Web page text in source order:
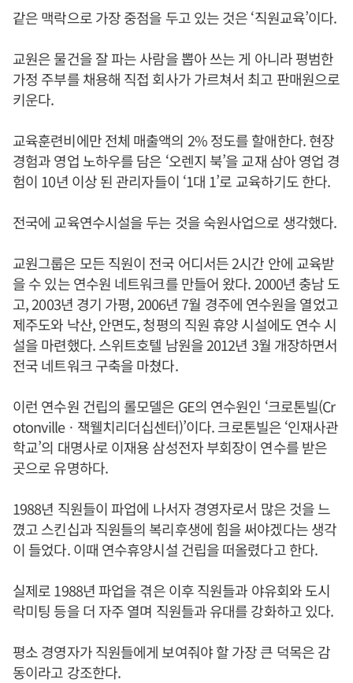
같은 맥락으로 가장 중점을 두고 있는 것은 ‘직원교육’이다.
교원은 물건을 잘 파는 사람을 뽑아 쓰는 게 아니라 평범한
가정 주부를 채용해 직접 회사가 가르쳐서 최고 판매원으로
키운다.
교육훈련비에만 전체 매출액의 2% 정도를 할애한다. 현장
경험과 영업 노하우를 담은 ‘오렌지 북’을 교재 삼아 영업 경
험이 10년 이상 된 관리자들이 ‘1대 1’로 교육하기도 한다.
전국에 교육연수시설을 두는 것을 숙원사업으로 생각했다.
교원그룹은 모든 직원이 전국 어디서든 2시간 안에 교육받
을 수 있는 연수원 네트워크를 만들어 왔다. 2000년 충남 도
고, 2003년 경기 가평, 2006년 7월 경주에 연수원을 열었고
제주도와 낙산, 안면도, 청평의 직원 휴양 시설에도 연수 시
설을 마련했다. 스위트호텔 남원을 2012년 3월 개장하면서
전국 네트워크 구축을 마쳤다.
이런 연수원 건립의 롤모델은 GE의 연수원인 ‘크로톤빌(Cr
otonvilleㆍ잭웰치리더십센터)’이다. 크로톤빌은 ‘인재사관
학교’의 대명사로 이재용 삼성전자 부회장이 연수를 받은
곳으로 유명하다.
1988년 직원들이 파업에 나서자 경영자로서 많은 것을 느
꼈고 스킨십과 직원들의 복리후생에 힘을 써야겠다는 생각
이 들었다. 이때 연수휴양시설 건립을 떠올렸다고 한다.
실제로 1988년 파업을 겪은 이후 직원들과 야유회와 도시
락미팅 등을 더 자주 열며 직원들과 유대를 강화하고 있다.
평소 경영자가 직원들에게 보여줘야 할 가장 큰 덕목은 감
동이라고 강조한다.